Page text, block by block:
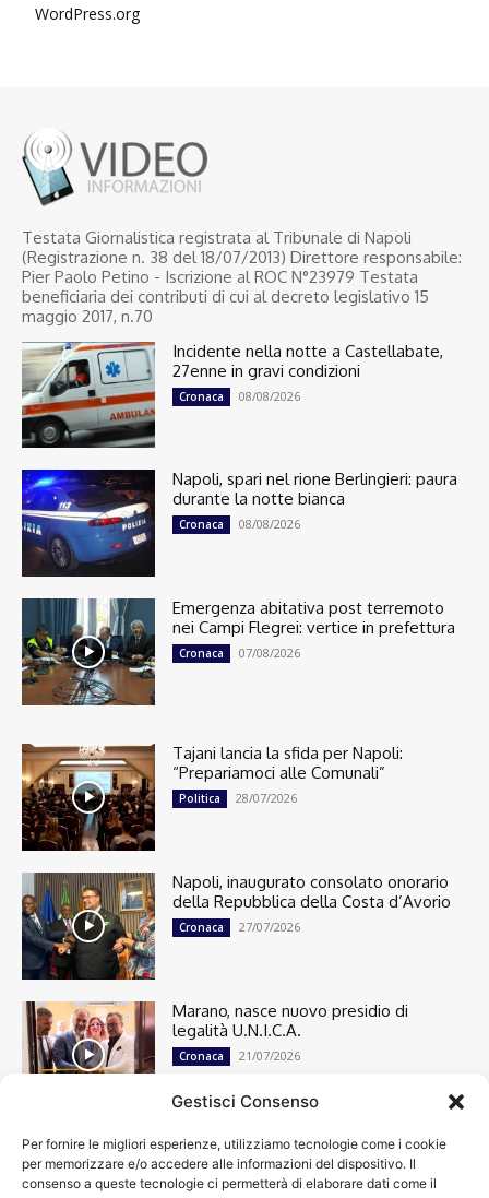
Gestisci Consenso
Per fornire le migliori esperienze, utilizziamo tecnologie come i cookie
per memorizzare e/o accedere alle informazioni del dispositivo. Il
consenso a queste tecnologie ci permetterà di elaborare dati come il
WordPress.org
Testata Giornalistica registrata al Tribunale di Napoli
(Registrazione n. 38 del 18/07/2013) Direttore responsabile:
Pier Paolo Petino - Iscrizione al ROC N°23979 Testata
beneficiaria dei contributi di cui al decreto legislativo 15
maggio 2017, n.70
Incidente nella notte a Castellabate,
27enne in gravi condizioni
Cronaca 08/08/2026
Napoli, spari nel rione Berlingieri: paura
durante la notte bianca
Cronaca 08/08/2026
Emergenza abitativa post terremoto
nei Campi Flegrei: vertice in prefettura
Cronaca 07/08/2026
Tajani lancia la sfida per Napoli:
“Prepariamoci alle Comunali”
Politica 28/07/2026
Napoli, inaugurato consolato onorario
della Repubblica della Costa d’Avorio
Cronaca 27/07/2026
Marano, nasce nuovo presidio di
legalità U.N.I.C.A.
Cronaca 21/07/2026
Cronaca
13501
Attualità
7305